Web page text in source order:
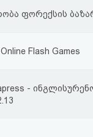
ფორექსის
Flash Games
-